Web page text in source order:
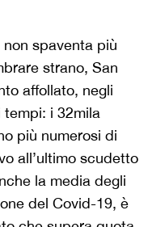
spaventa più
strano, San
affollato, negli
i 32mila
più numerosi di
all’ultimo scudetto
la media degli
del Covid-19, è